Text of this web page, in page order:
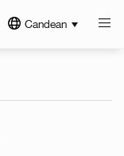
Candean